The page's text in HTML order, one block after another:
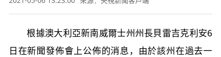
根據澳大利亞新南威爾士州州長貝雷吉克利安6
日在新聞發佈會上公佈的消息，由於該州在過去一